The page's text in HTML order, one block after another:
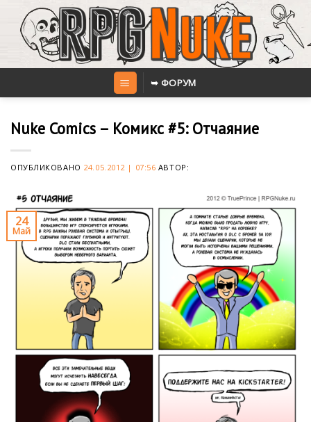
content
➥ ФОРУМ
Nuke Comics – Комикс #5: Отчаяние
ОПУБЛИКОВАНО 24.05.2012 | 07:56 АВТОР:
24
Май